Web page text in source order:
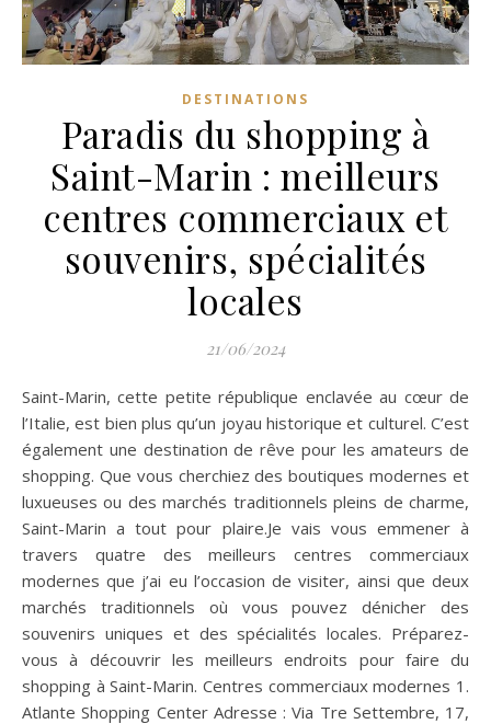
DESTINATIONS
Paradis du shopping à
Saint-Marin : meilleurs
centres commerciaux et
souvenirs, spécialités
locales
21/06/2024
Saint-Marin, cette petite république enclavée au cœur de
l’Italie, est bien plus qu’un joyau historique et culturel. C’est
également une destination de rêve pour les amateurs de
shopping. Que vous cherchiez des boutiques modernes et
luxueuses ou des marchés traditionnels pleins de charme,
Saint-Marin a tout pour plaire.Je vais vous emmener à
travers quatre des meilleurs centres commerciaux
modernes que j’ai eu l’occasion de visiter, ainsi que deux
marchés traditionnels où vous pouvez dénicher des
souvenirs uniques et des spécialités locales. Préparez-
vous à découvrir les meilleurs endroits pour faire du
shopping à Saint-Marin. Centres commerciaux modernes 1.
Atlante Shopping Center Adresse : Via Tre Settembre, 17,